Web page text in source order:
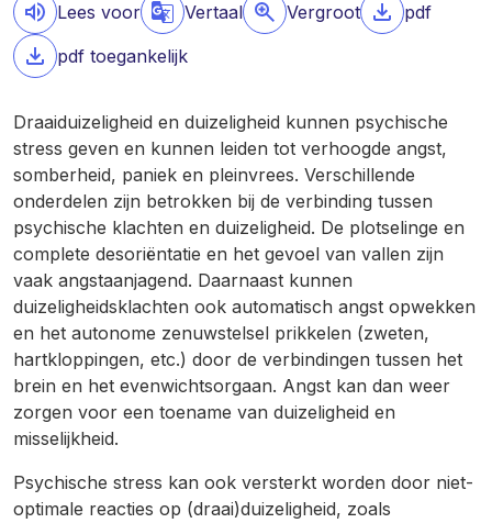
Lees voor Vertaal Vergroot
pdf
pdf toegankelijk
Draaiduizeligheid en duizeligheid kunnen psychische
stress geven en kunnen leiden tot verhoogde angst,
somberheid, paniek en pleinvrees. Verschillende
onderdelen zijn betrokken bij de verbinding tussen
psychische klachten en duizeligheid. De plotselinge en
complete desoriëntatie en het gevoel van vallen zijn
vaak angstaanjagend. Daarnaast kunnen
duizeligheidsklachten ook automatisch angst opwekken
en het autonome zenuwstelsel prikkelen (zweten,
hartkloppingen, etc.) door de verbindingen tussen het
brein en het evenwichtsorgaan. Angst kan dan weer
zorgen voor een toename van duizeligheid en
misselijkheid.
Psychische stress kan ook versterkt worden door niet-
optimale reacties op (draai)duizeligheid, zoals